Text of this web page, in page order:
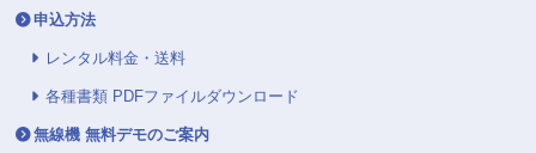
申込方法
レンタル料金・送料
各種書類 PDFファイルダウンロード
無線機 無料デモのご案内